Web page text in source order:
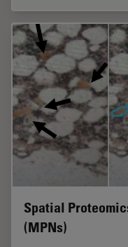
Spatial
(MPNs)